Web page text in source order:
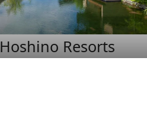
Resorts